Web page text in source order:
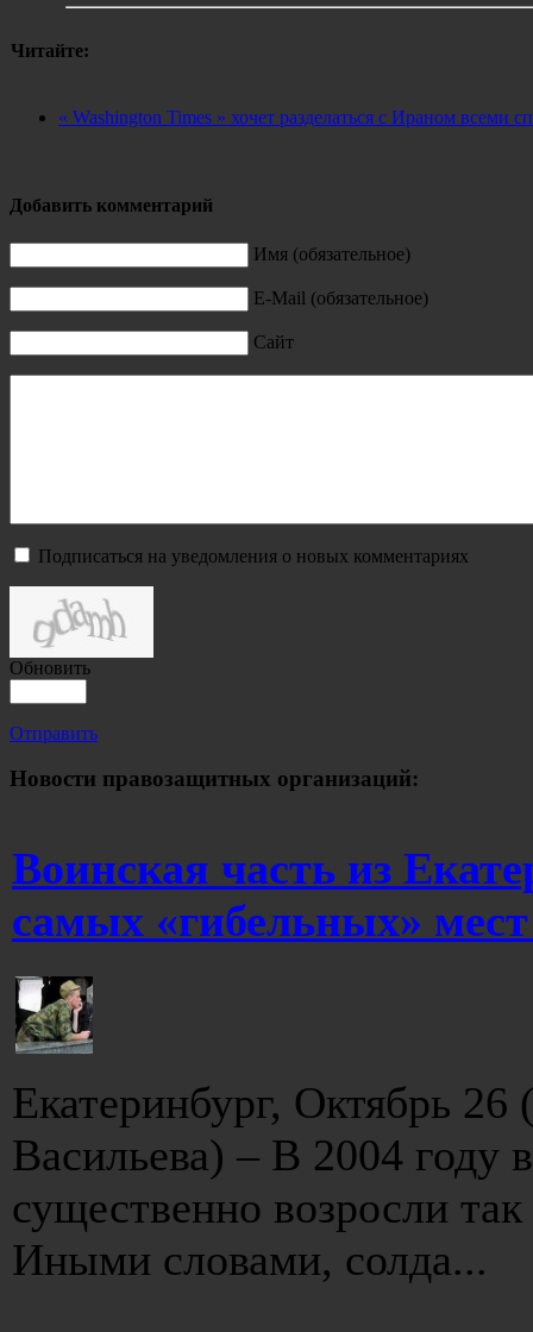
Читайте:
« Washington Times » хочет разделаться с Ираном всеми
Добавить комментарий
Имя (обязательное)
E-Mail (обязательное)
Сайт
Подписаться на уведомления о новых комментариях
Обновить
Отправить
Новости правозащитных организаций:
Воинская часть из
самых «гибельных»
Екатеринбург, Октябрь
Васильева) – В 2004 году
существенно возросли
Иными словами, солда...